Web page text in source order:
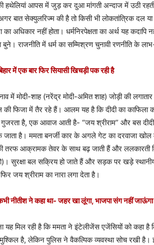
हथेलियां आपस में जुड़ कर दुआ मांगती अन्दाज में उठी
बात सेक्युलरिज्म की है तो किसी भी लोकतांत्रिक दल
अधिकार नहीं होता। धर्मनिरपेक्षता का अर्थ यह
बुने। राजनीति में धर्म का सम्मिश्रण चुनावी रणनीति के
में एक बार फिर सियासी खिचड़ी पक रही है
में मोदी-शाह (नरेंद्र मोदी-अमित शाह) जोड़ी की
की फिजा में तैर रहे हैं। आलम यह है कि दीदी का
है, एक आवाज आती है- “जय श्रीराम” और बस
जाता है। ममता बनर्जी कार के अगले गेट का दरवाजा
तरफ आक्रामक तेवर के साथ बढ़ जाती हैं और
सुरक्षा बल सक्रिय हो जाते हैं और सड़क पर खड़े
जय श्रीराम का नारा लगा देता है।
नीतीश ने कहा था- जहर खा लूंगा, भाजपा संग नहीं जाऊंगा
यह मिल रही है कि ममता ने इंटेलीजेंस एजेंसियों को कहा है
मुश्किल है, लेकिन पुलिस ने वैकल्पिक व्यवस्था सोच रखी